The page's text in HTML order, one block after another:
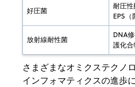
好圧菌
耐圧
EPS（
放射線耐性菌
DNA
護化合
さまざまなオミクステクノ
インフォマティクスの進歩